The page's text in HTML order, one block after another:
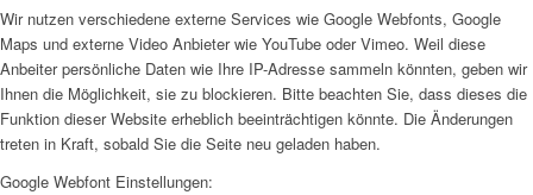
Wir nutzen verschiedene externe Services wie Google Webfonts, Google
Maps und externe Video Anbieter wie YouTube oder Vimeo. Weil diese
Anbeiter persönliche Daten wie Ihre IP-Adresse sammeln könnten, geben wir
Ihnen die Möglichkeit, sie zu blockieren. Bitte beachten Sie, dass dieses die
Funktion dieser Website erheblich beeinträchtigen könnte. Die Änderungen
treten in Kraft, sobald Sie die Seite neu geladen haben.
Google Webfont Einstellungen: